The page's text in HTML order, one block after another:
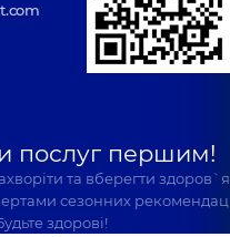
послуг першим!
та вберегти
сезонних
здорові!